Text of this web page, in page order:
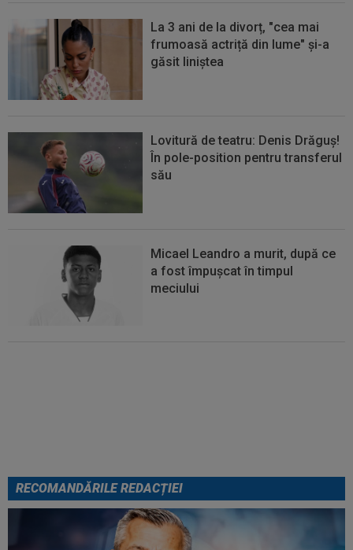
La 3 ani de la divorț, "cea mai
frumoasă actriță din lume" și-a
găsit liniștea
Lovitură de teatru: Denis Drăguș!
În pole-position pentru transferul
său
Micael Leandro a murit, după ce
a fost împușcat în timpul
meciului
RECOMANDĂRILE REDACȚIEI